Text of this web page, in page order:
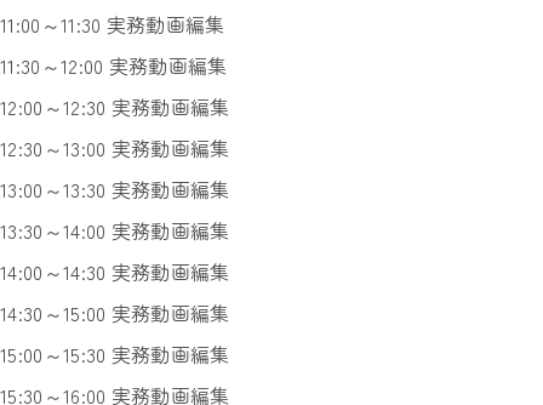
11:00～11:30 実務動画編集
11:30～12:00 実務動画編集
12:00～12:30 実務動画編集
12:30～13:00 実務動画編集
13:00～13:30 実務動画編集
13:30～14:00 実務動画編集
14:00～14:30 実務動画編集
14:30～15:00 実務動画編集
15:00～15:30 実務動画編集
15:30～16:00 実務動画編集